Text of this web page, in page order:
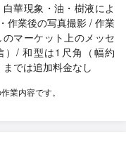
華現象・油・樹液によ
作業後の写真撮影 / 作業
マーケット上のメッセ
）/ 和型は1尺角（幅約
では追加料金なし
業内容です。